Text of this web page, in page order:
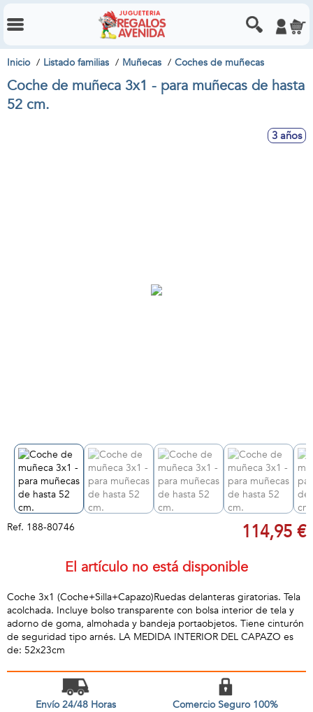
Inicio Listado familias Muñecas Coches de muñecas
Coche de muñeca 3x1 - para muñecas de hasta
52 cm.
3 años
Ref. 188-80746 114,95 €
El artículo no está disponible
Coche 3x1 (Coche+Silla+Capazo)Ruedas delanteras giratorias. Tela
acolchada. Incluye bolso transparente con bolsa interior de tela y
adorno de goma, almohada y bandeja portaobjetos. Tiene cinturón
de seguridad tipo arnés. LA MEDIDA INTERIOR DEL CAPAZO es
de: 52x23cm
Envío 24/48 Horas Comercio Seguro 100%